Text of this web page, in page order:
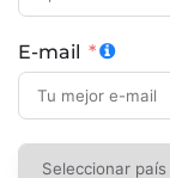
E-mail